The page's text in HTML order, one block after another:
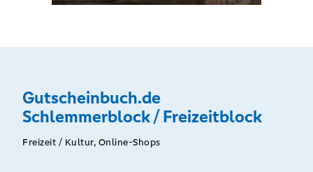
Gutscheinbuch.de
Schlemmerblock / Freizeitblock
Freizeit / Kultur, Online-Shops